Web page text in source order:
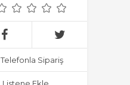
Telefonla Sipariş